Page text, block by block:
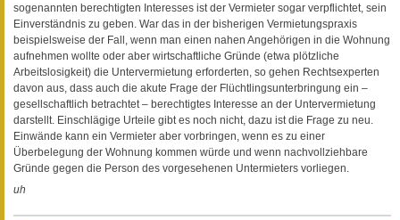
sogenannten berechtigten Interesses ist der Vermieter sogar verpflichtet, sein
Einverständnis zu geben. War das in der bisherigen Vermietungspraxis
beispielsweise der Fall, wenn man einen nahen Angehörigen in die Wohnung
aufnehmen wollte oder aber wirtschaftliche Gründe (etwa plötzliche
Arbeitslosigkeit) die Untervermietung erforderten, so gehen Rechtsexperten
davon aus, dass auch die akute Frage der Flüchtlingsunterbringung ein –
gesellschaftlich betrachtet – berechtigtes Interesse an der Untervermietung
darstellt. Einschlägige Urteile gibt es noch nicht, dazu ist die Frage zu neu.
Einwände kann ein Vermieter aber vorbringen, wenn es zu einer
Überbelegung der Wohnung kommen würde und wenn nachvollziehbare
Gründe gegen die Person des vorgesehenen Untermieters vorliegen.
uh